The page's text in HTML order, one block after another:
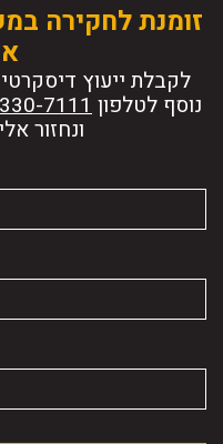
זומנת לחקירה
לקבלת ייעוץ
נוסף לטלפון
ונחזור